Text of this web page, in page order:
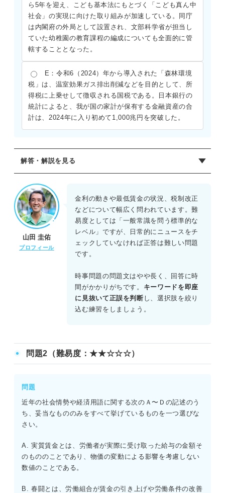
ら5年を迎え、こども基本法にもとづく「こども真ん中
社会」の実現に向けた取り組みが加速している。同庁
は内閣府の外局として設置され、文部科学省が担当し
ていた幼稚園の教育課程の編成についても全面的に管
轄することとなった。
E：令和6（2024）年から導入された「森林環境
税」は、温室効果ガス排出削減などを目的として、所
得税に上乗せして徴収される国税である。日本銀行の
統計によると、我が国の家計が保有する金融資産の合
計は、2024年に入り初めて1,000兆円を突破した。
解答・解説を見る
正解：C
Aは不適切。日銀は2024年3月にマイナス金利を解除し、7
月には「引き上げ（0.25％程度）」を決定した。また、日
銀は独立性を持つが、政府との連携も求められる。
Bは不適切。紙幣の発行は日本銀行、硬貨の発行は政府（財
務省）であり、記述が逆である。
Cは妥当。2024年度の最低賃金は全国平均1,055円となり、
Dは不適切。こども家庭庁の発足は2023年4月であり、2024
年で1周年である。
Eは不適切。金融資産残高はすでに2,000兆円を超えてい
山田 圭佑
プロフィール
金利の動きや最低賃金の状況、税制改正
などについて幅広く問われています。難
易度としては「一般常識を問う標準的な
レベル」ですが、日常的にニュースをチ
ェックしていなければ正答は難しい問題
です。
時事問題の問題文はやや長く、回答に時
間がかかりがちです。 キーワードを即座
に見抜いて正誤を判断 し、選択肢を絞り
込む練習をしましょう。
問題2（難易度：★★☆☆☆）
問題
近年の社会情勢や経済用語に関する次のＡ〜Ｄの記述のう
ち、妥当なもののみをすべて挙げているものを一つ選びな
さい。
A. 実質賃金とは、労働者が実際に受け取った給与の金額そ
のもののことであり、物価の変動による影響を考慮しない
数値のことである。
B. 春闘とは、労働組合が賃金の引き上げや労働条件の改善